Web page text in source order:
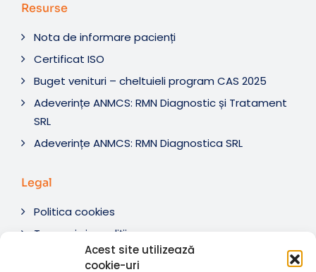
Acest site utilizează
cookie-uri
Resurse
Nota de informare pacienți
Certificat ISO
Buget venituri – cheltuieli program CAS 2025
Adeverințe ANMCS: RMN Diagnostic și Tratament
SRL
Adeverințe ANMCS: RMN Diagnostica SRL
Legal
Politica cookies
Termeni si condiții
Soluționare litigii